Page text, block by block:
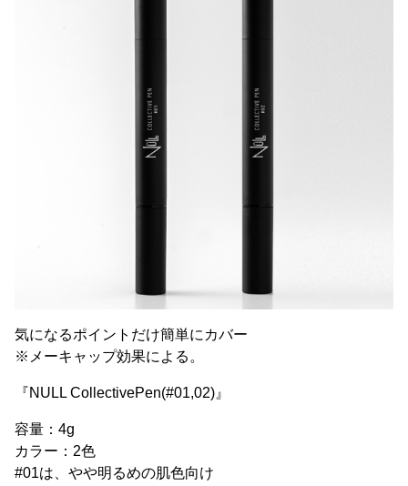
気になるポイントだけ簡単にカバー
※メーキャップ効果による。
『NULL CollectivePen(#01,02)』
容量：4g
カラー：2色
#01は、やや明るめの肌色向け